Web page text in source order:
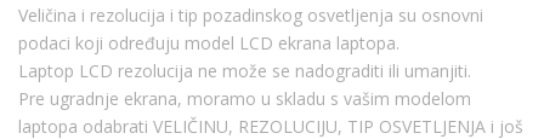
Veličina i rezolucija i tip pozadinskog osvetljenja su osnovni
podaci koji određuju model LCD ekrana laptopa.
Laptop LCD rezolucija ne može se nadograditi ili umanjiti.
Pre ugradnje ekrana, moramo u skladu s vašim modelom
laptopa odabrati VELIČINU, REZOLUCIJU, TIP OSVETLJENJA i još